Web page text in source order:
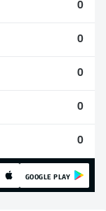
0
0
0
0
0
GOOGLE PLAY